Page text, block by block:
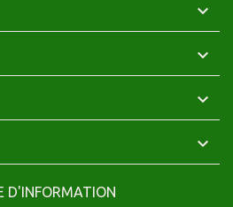




D'INFORMATION